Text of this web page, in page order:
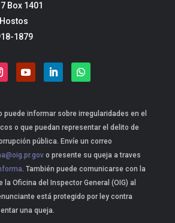
Box 1401
1879
puede informar sobre irregularidades en el
o que puedan representar el delito de
pública. Envíe un correo
o presente su queja a traves
. También puede comunicarse con la
la Oficina del Inspector General (OIG) al
está protegido por ley contra
una queja.